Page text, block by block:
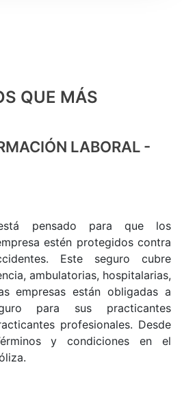
QUE MÁS
LABORAL -
pensado para que los
estén protegidos contra
Este seguro cubre
ambulatorias, hospitalarias,
empresas están obligadas a
para sus practicantes
profesionales. Desde
y condiciones en el